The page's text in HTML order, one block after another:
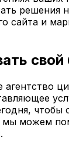
решения
сайта и
свой
агентство
чтобы
мы можем